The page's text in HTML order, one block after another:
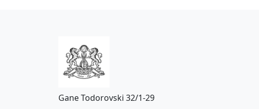
Gane Todorovski 32/1-29